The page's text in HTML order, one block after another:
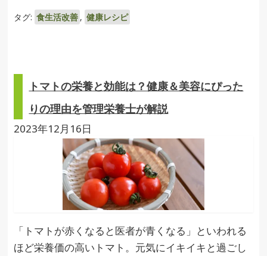
タグ: 食生活改善 , 健康レシピ
トマトの栄養と効能は？健康＆美容にぴった
りの理由を管理栄養士が解説
2023年12月16日
「トマトが赤くなると医者が青くなる」といわれる
ほど栄養価の高いトマト。元気にイキイキと過ごし